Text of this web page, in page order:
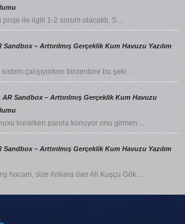
proje ile ilgili 1-2 sorum olacaktı. S…
Sandbox – Arttırılmış Gerçeklik Kum Havuzu Yazılım
sistem çalışıyorken birdenbire bu şeki…
AR Sandbox – Arttırılmış Gerçeklik Kum Havuzu
kurarken parola konuyor onu girmen…
Sandbox – Arttırılmış Gerçeklik Kum Havuzu Yazılım
hocam, size Ankara dan Ali Kuşçu Gök…